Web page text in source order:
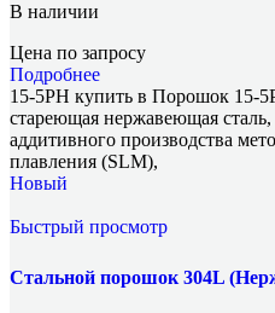
В наличии
Цена по запросу
Подробнее
15-5PH купить в Порошок 15-
стареющая нержавеющая сталь,
аддитивного производства
плавления (SLM),
Новый
Быстрый просмотр
Стальной порошок 304L